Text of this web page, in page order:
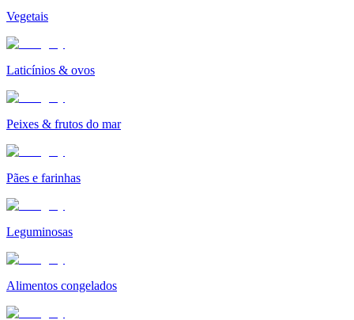
Vegetais
Laticínios & ovos
Peixes & frutos do mar
Pães e farinhas
Leguminosas
Alimentos congelados